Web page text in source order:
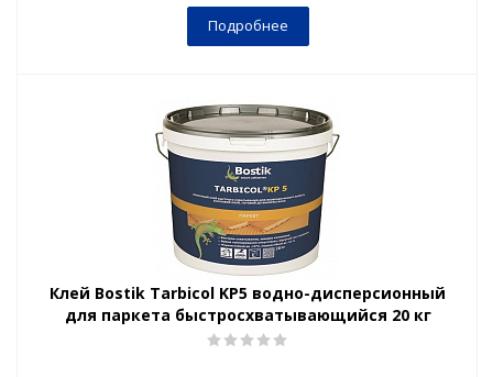
Подробнее
Клей Bostik Tarbicol KP5 водно-дисперсионный
для паркета быстросхватывающийся 20 кг